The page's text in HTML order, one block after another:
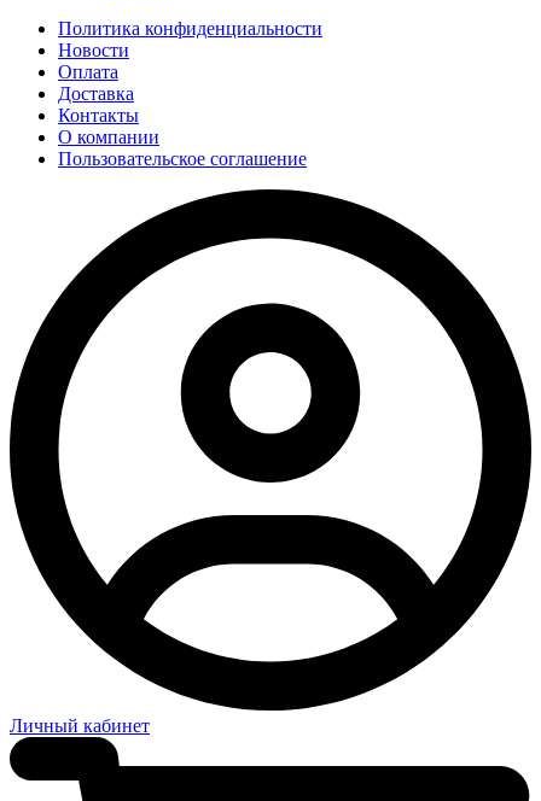
Политика конфиденциальности
Новости
Оплата
Доставка
Контакты
О компании
Пользовательское соглашение
Личный кабинет